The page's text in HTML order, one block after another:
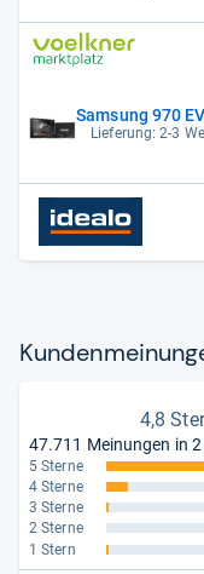
Samsung 970
Lieferung: 2-3
4,8
47.711 Meinungen in 2
5 Sterne
4 Sterne
3 Sterne
2 Sterne
1 Stern